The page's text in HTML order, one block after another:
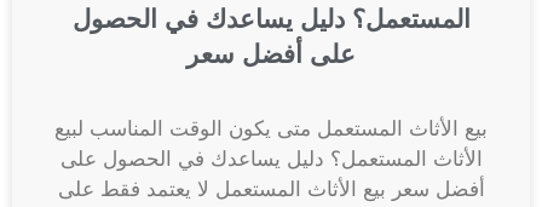
المستعمل؟ دليل يساعدك في الحصول
على أفضل سعر
بيع الأثاث المستعمل متى يكون الوقت المناسب لبيع
الأثاث المستعمل؟ دليل يساعدك في الحصول على
أفضل سعر بيع الأثاث المستعمل لا يعتمد فقط على